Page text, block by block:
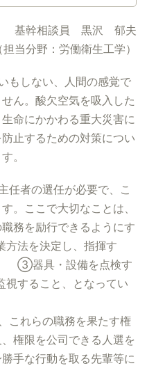
基幹相談員 黒沢 郁夫
（担当分野：労働衛生工学）
もしない、人間の感覚で
ん。酸欠空気を吸入した
命にかかわる重大災害に
止するための対策につい
。
任者の選任が必要で、こ
。ここで大切なことは、
務を励行できるようにす
法を決定し、指揮す
③器具・設備を点検す
すること、となってい
これらの職務を果たす権
権限を公司できる人選を
手な行動を取る先輩等に